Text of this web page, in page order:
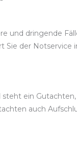
und dringende
Sie der Notservice
ein
auch